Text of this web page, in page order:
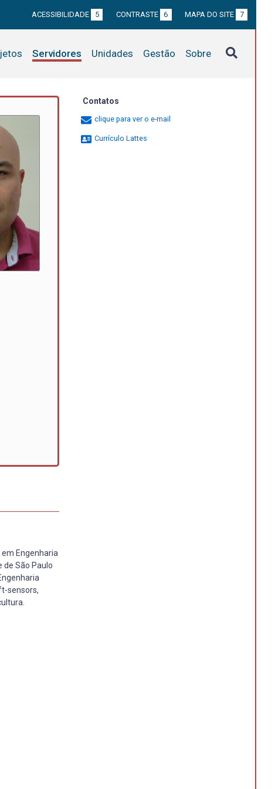
ACESSIBILIDADE 5 CONTRASTE 6 MAPA DO SITE 7
Servidores Unidades Gestão Sobre
Engenharia
de São Paulo
sensors,
Contatos
clique para ver o e-mail
Currículo Lattes